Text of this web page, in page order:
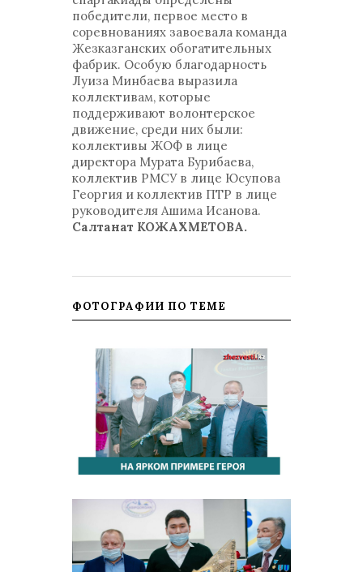
победители, первое место в
соревнованиях завоевала команда
Жезказганских обогатительных
фабрик. Особую благодарность
Луиза Минбаева выразила
коллективам, которые
поддерживают волонтерское
движение, среди них были:
коллективы ЖОФ в лице
директора Мурата Бурибаева,
коллектив РМСУ в лице Юсупова
Георгия и коллектив ПТР в лице
руководителя Ашима Исанова.
Салтанат КОЖАХМЕТОВА.
ФОТОГРАФИИ ПО ТЕМЕ